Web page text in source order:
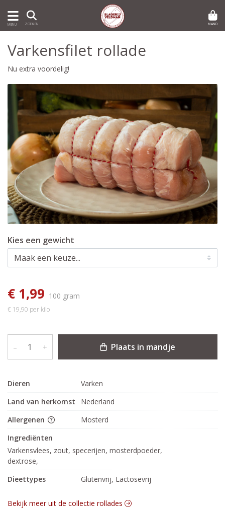
MENU ZOEKEN MAND
Varkensfilet rollade
Nu extra voordelig!
Kies een gewicht
€ 1,99 100 gram
€ 19,90 per kilo
– + Plaats in mandje
Dieren
Varken
Land van herkomst
Nederland
Allergenen
Mosterd
Ingrediënten
Varkensvlees, zout, specerijen, mosterdpoeder,
dextrose,
Dieettypes
Glutenvrij, Lactosevrij
Bekijk meer uit de collectie rollades